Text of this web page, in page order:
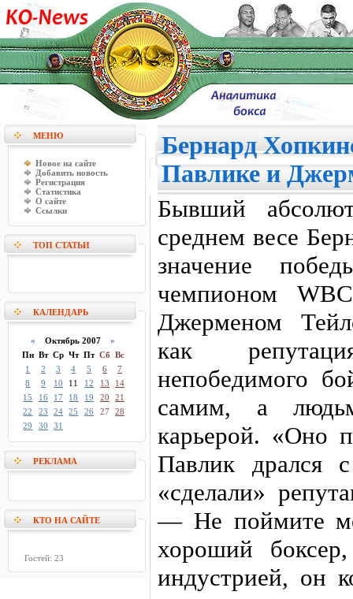
МЕНЮ
Новое на сайте
Добавить новость
Регистрация
Статистика
О сайте
Ссылки
ТОП СТАТЬИ
КАЛЕНДАРЬ
« Октябрь 2007»
Пн Вт Ср Чт Пт Сб Вс
1
2 3 4 5 6
7
8
9 10 11 12 13
14
15
16 17 18 19 20
21
22
23 24 25 26 27
28
29
30 31
РЕКЛАМА
КТО НА САЙТЕ
Гостей: 23
Бернард
Павлике и
Бывший
среднем весе
значение
чемпионом
Джерменом
как
непобедимого
самим, а
карьерой. «Оно
Павлик дрался
«сделали»
— Не поймите
хороший
индустрией, он